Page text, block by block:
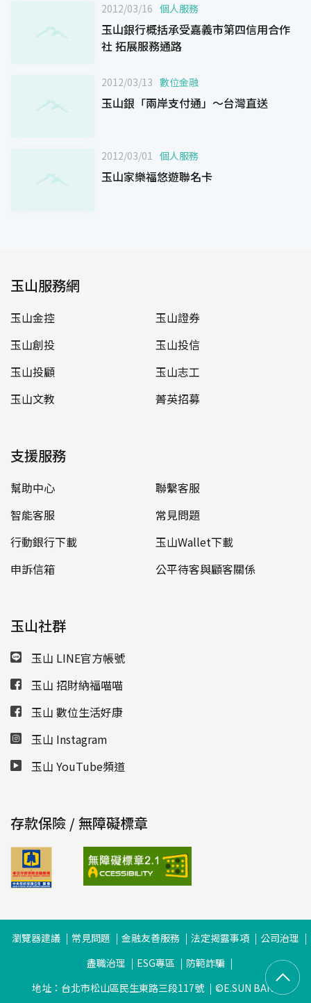
2012/03/16 個人服務
玉山銀行概括承受嘉義市第四信用合作
社 拓展服務通路
2012/03/13 數位金融
玉山銀「兩岸支付通」～台灣直送
2012/03/01 個人服務
玉山家樂福悠遊聯名卡
玉山服務網
玉山金控
玉山證券
玉山創投
玉山投信
玉山投顧
玉山志工
玉山文教
菁英招募
支援服務
幫助中心
聯繫客服
智能客服
常見問題
行動銀行下載
玉山Wallet下載
申訴信箱
公平待客與顧客關係
玉山社群
玉山 LINE官方帳號
玉山 招財納福喵喵
玉山 數位生活好康
玉山 Instagram
玉山 YouTube頻道
存款保險 / 無障礙標章
瀏覽器建議 常見問題 金融友善服務 法定揭露事項
公司治理
盡職治理
ESG專區
防範詐騙
地址：台北市松山區民生東路三段117號
©E.SUN BANK